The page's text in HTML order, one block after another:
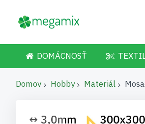
DOMÁCNOSŤ
Domov Hobby Materiál
Preskočiť